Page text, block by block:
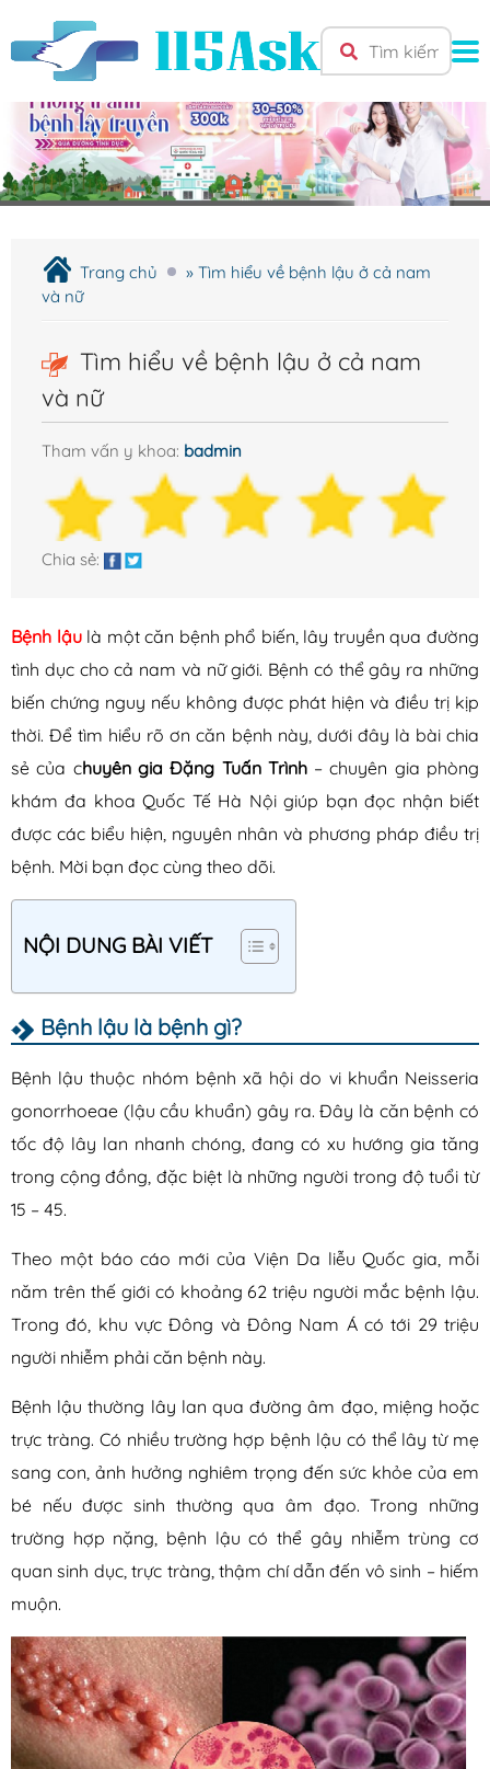
Trang chủ » Tìm hiểu về bệnh lậu ở cả nam
và nữ
Tìm hiểu về bệnh lậu ở cả nam
và nữ
Tham vấn y khoa: badmin
Chia sẻ:
Bệnh lậulà một căn bệnh phổ biến, lây truyền qua đường
tình dục cho cả nam và nữ giới. Bệnh có thể gây ra những
biến chứng nguy nếu không được phát hiện và điều trị kịp
thời. Để tìm hiểu rõ ơn căn bệnh này, dưới đây là bài chia
sẻ của chuyên gia Đặng Tuấn Trình– chuyên gia phòng
khám đa khoa Quốc Tế Hà Nội giúp bạn đọc nhận biết
được các biểu hiện, nguyên nhân và phương pháp điều trị
bệnh. Mời bạn đọc cùng theo dõi.
NỘI DUNG BÀI VIẾT
Bệnh lậu là bệnh gì?
Bệnh lậu thuộc nhóm bệnh xã hội do vi khuẩn Neisseria
gonorrhoeae (lậu cầu khuẩn) gây ra. Đây là căn bệnh có
tốc độ lây lan nhanh chóng, đang có xu hướng gia tăng
trong cộng đồng, đặc biệt là những người trong độ tuổi từ
15 – 45.
Theo một báo cáo mới của Viện Da liễu Quốc gia, mỗi
năm trên thế giới có khoảng 62 triệu người mắc bệnh lậu.
Trong đó, khu vực Đông và Đông Nam Á có tới 29 triệu
người nhiễm phải căn bệnh này.
Bệnh lậu thường lây lan qua đường âm đạo, miệng hoặc
trực tràng. Có nhiều trường hợp bệnh lậu có thể lây từ mẹ
sang con, ảnh hưởng nghiêm trọng đến sức khỏe của em
bé nếu được sinh thường qua âm đạo. Trong những
trường hợp nặng, bệnh lậu có thể gây nhiễm trùng cơ
quan sinh dục, trực tràng, thậm chí dẫn đến vô sinh – hiếm
muộn.
TRANG CHỦ
Giới Thiệu
Bệnh Nam Khoa
Liệt dương
Rối loạn cương dương
Xuất tinh sớm
Yếu sinh lý
Bệnh âm đạo
Bệnh buồng trứng
Bệnh tử cung
Khí hư
Kinh nguyệt
Ống dẫn trứng
Bệnh Xã Hội
Mụn rộp sinh dục
Sùi mào gà
Sống khỏe